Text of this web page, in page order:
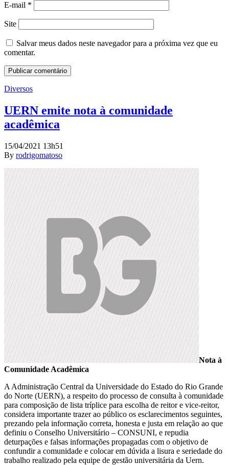
E-mail *
Site
Salvar meus dados neste navegador para a próxima vez que eu
comentar.
Diversos
UERN emite nota à comunidade
acadêmica
15/04/2021 13h51
By rodrigomatoso
Nota à
Comunidade Acadêmica
A Administração Central da Universidade do Estado do Rio Grande
do Norte (UERN), a respeito do processo de consulta à comunidade
para composição de lista tríplice para escolha de reitor e vice-reitor,
considera importante trazer ao público os esclarecimentos seguintes,
prezando pela informação correta, honesta e justa em relação ao que
definiu o Conselho Universitário – CONSUNI, e repudia
deturpações e falsas informações propagadas com o objetivo de
confundir a comunidade e colocar em dúvida a lisura e seriedade do
trabalho realizado pela equipe de gestão universitária da Uern.